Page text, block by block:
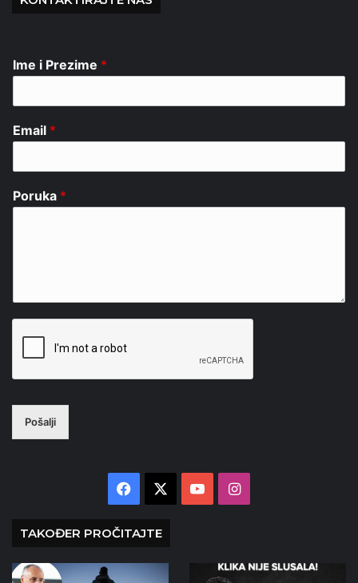
Ime i Prezime *
Email *
Poruka *
Pošalji
Facebook YouTubeInstagram
TAKOĐER PROČITAJTE